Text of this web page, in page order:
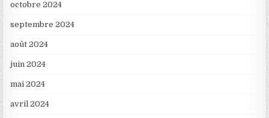
octobre 2024
septembre 2024
août 2024
juin 2024
mai 2024
avril 2024